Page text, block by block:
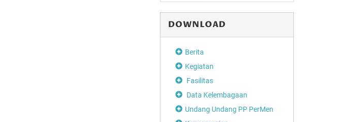
DOWNLOAD
Berita
Kegiatan
Fasilitas
Data Kelembagaan
Undang Undang PP PerMen